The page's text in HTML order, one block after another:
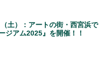
（土）：アートの街・西宮浜で
ジアム2025』を開催！！